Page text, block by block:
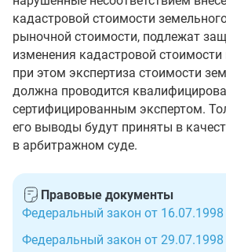
кадастровой стоимости
рыночной стоимости, подлежат
изменения кадастровой
при этом экспертиза стоимости
должна проводится
сертифицированным экспертом.
его выводы будут приняты в
в арбитражном суде.
Правовые документы
Федеральный закон от
Федеральный закон от